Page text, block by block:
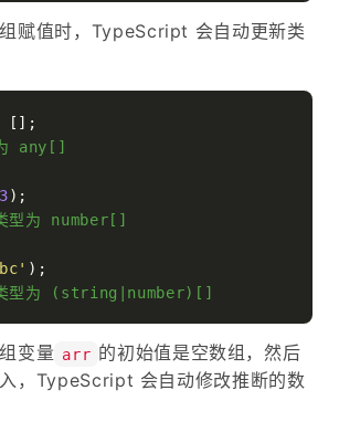
赋值时，TypeScript 会自动更新类
[];
any[]
);
型为 number[]
);
型为 (string|number)[]
变量 arr 的初始值是空数组，然后
，TypeScript 会自动修改推断的数